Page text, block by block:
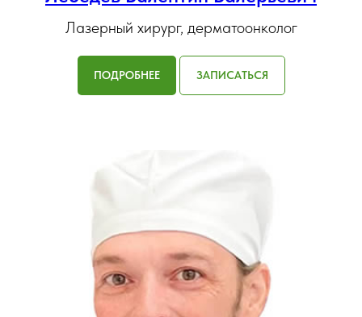
Лазерный хирург, дерматоонколог
ПОДРОБНЕЕ ЗАПИСАТЬСЯ